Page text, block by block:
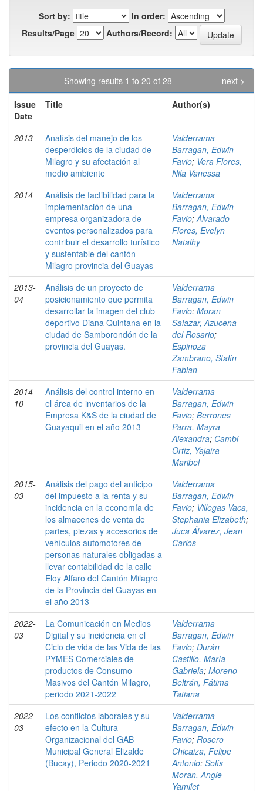
Sort by:
In order:
Results/Page
Authors/Record:
Showing results 1 to 20 of 28
next >
Issue
Date
Title Author(s)
2013
Analísis del manejo de los
desperdicios de la ciudad de
Milagro y su afectación al
medio ambiente
Valderrama
Barragan, Edwin
Favio; Vera Flores,
Nila Vanessa
2014
Análisis de factibilidad para la
implementación de una
empresa organizadora de
eventos personalizados para
contribuir el desarrollo turístico
y sustentable del cantón
Milagro provincia del Guayas
Valderrama
Barragan, Edwin
Favio; Alvarado
Flores, Evelyn
Natalhy
2013-
04
Análisis de un proyecto de
posicionamiento que permita
desarrollar la imagen del club
deportivo Diana Quintana en la
ciudad de Samborondón de la
provincia del Guayas.
Valderrama
Barragan, Edwin
Favio; Moran
Salazar, Azucena
del Rosario;
Espinoza
Zambrano, Stalín
Fabian
2014-
10
Análisis del control interno en
el área de inventarios de la
Empresa K&S de la ciudad de
Guayaquil en el año 2013
Valderrama
Barragan, Edwin
Favio; Berrones
Parra, Mayra
Alexandra; Cambi
Ortiz, Yajaira
Maribel
2015-
03
Análisis del pago del anticipo
del impuesto a la renta y su
incidencia en la economía de
los almacenes de venta de
partes, piezas y accesorios de
vehículos automotores de
personas naturales obligadas a
llevar contabilidad de la calle
Eloy Alfaro del Cantón Milagro
de la Provincia del Guayas en
el año 2013
Valderrama
Barragan, Edwin
Favio; Villegas Vaca,
Stephania Elizabeth;
Juca Álvarez, Jean
Carlos
2022-
03
La Comunicación en Medios
Digital y su incidencia en el
Ciclo de vida de las Vida de las
PYMES Comerciales de
productos de Consumo
Masivos del Cantón Milagro,
periodo 2021-2022
Valderrama
Barragan, Edwin
Favio; Durán
Castillo, María
Gabriela; Moreno
Beltrán, Fátima
Tatiana
2022-
03
Los conflictos laborales y su
efecto en la Cultura
Organizacional del GAB
Municipal General Elizalde
(Bucay), Periodo 2020-2021
Valderrama
Barragan, Edwin
Favio; Rosero
Chicaiza, Felipe
Antonio; Solís
Moran, Angie
Yamilet